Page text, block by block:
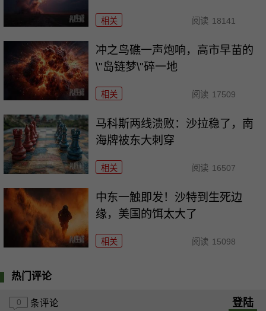
相关 阅读 18141
冲之鸟礁一声炮响，高市早苗的
\"岛链梦\"碎一地
相关 阅读 17509
马科斯两线溃败：沙拉稳了，南
海牌被东大刺穿
相关 阅读 16507
中东一触即发！沙特到生死边
缘，美国的饵太大了
相关 阅读 15098
热门评论
0 条评论 登陆